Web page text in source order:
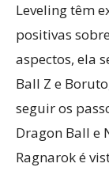
Leveling têm
positivas
aspectos, ela
Ball Z e
seguir os
Dragon Ball e
Ragnarok é